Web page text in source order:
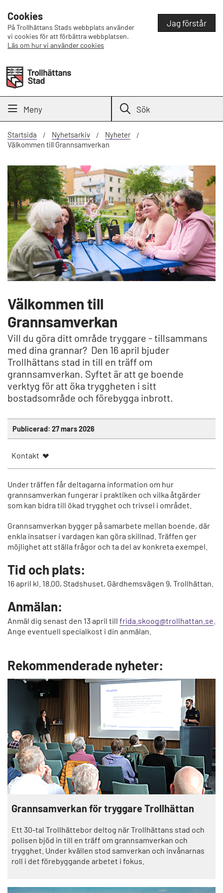
Cookies
På Trollhättans Stads webbplats använder
vi cookies för att förbättra webbplatsen.
Läs om hur vi använder cookies
Jag förstår
Meny Sök
Startsida Nyhetsarkiv
Nyheter
Välkommen till Grannsamverkan
Välkommen till
Grannsamverkan
Vill du göra ditt område tryggare - tillsammans
med dina grannar? Den 16 april bjuder
Trollhättans stad in till en träff om
grannsamverkan. Syftet är att ge boende
verktyg för att öka tryggheten i sitt
bostadsområde och förebygga inbrott.
Publicerad: 27 mars 2026
Kontakt
Under träffen får deltagarna information om hur
grannsamverkan fungerar i praktiken och vilka åtgärder
som kan bidra till ökad trygghet och trivsel i området.
Grannsamverkan bygger på samarbete mellan boende, där
enkla insatser i vardagen kan göra skillnad. Träffen ger
möjlighet att ställa frågor och ta del av konkreta exempel.
Tid och plats:
16 april kl. 18.00, Stadshuset, Gärdhemsvägen 9, Trollhättan.
Anmälan:
Anmäl dig senast den 13 april till frida.skoog@trollhattan.se
Ange eventuell specialkost i din anmälan.
Rekommenderade nyheter:
Grannsamverkan för tryggare Trollhättan
Ett 30-tal Trollhättebor deltog när Trollhättans stad och
polisen bjöd in till en träff om grannsamverkan och
trygghet. Under kvällen stod samverkan och invånarnas
roll i det förebyggande arbetet i fokus.